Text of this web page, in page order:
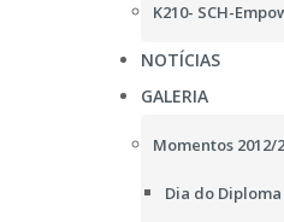
K210- SCH-
NOTÍCIAS
GALERIA
Momentos 2012/
Dia do Diploma